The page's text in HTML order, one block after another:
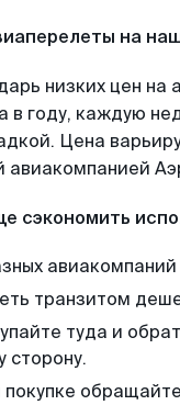
на
низких цен
в году, каждую
Цена
авиакомпанией
сэкономить
транзитом
туда и
сторону.